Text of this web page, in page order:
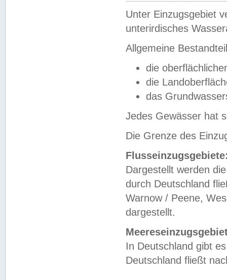
Unter Einzugsgebiet
unterirdisches
Allgemeine
die
die
das
Jedes Gewässer hat
Die Grenze des
Dargestellt werden
durch Deutschland
Warnow / Peene,
dargestellt.
In Deutschland gibt
Deutschland fließt